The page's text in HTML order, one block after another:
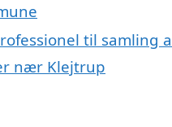
til samling
nær Klejtrup